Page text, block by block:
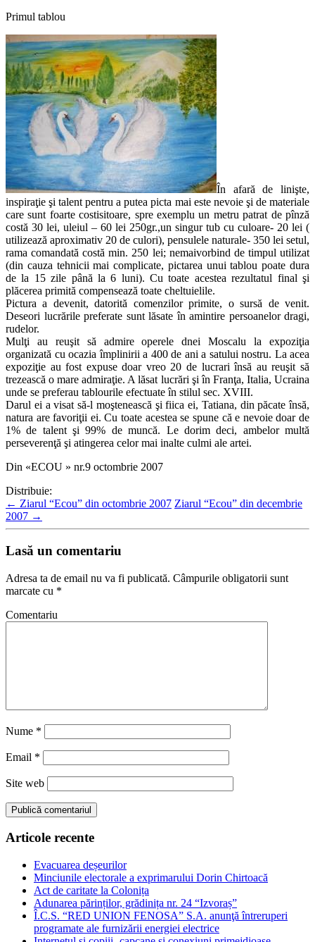
Primul tablou
În afară de linişte,
inspiraţie şi talent pentru a putea picta mai este nevoie şi de materiale
care sunt foarte costisitoare, spre exemplu un metru patrat de pînză
costă 30 lei, uleiul – 60 lei 250gr.,un singur tub cu culoare- 20 lei (
utilizează aproximativ 20 de culori), pensulele naturale- 350 lei setul,
rama comandată costă min. 250 lei; nemaivorbind de timpul utilizat
(din cauza tehnicii mai complicate, pictarea unui tablou poate dura
de la 15 zile până la 6 luni). Cu toate acestea rezultatul final şi
plăcerea primită compensează toate cheltuielile.
Pictura a devenit, datorită comenzilor primite, o sursă de venit.
Deseori lucrările preferate sunt lăsate în amintire persoanelor dragi,
rudelor.
Mulţi au reuşit să admire operele dnei Moscalu la expoziţia
organizată cu ocazia împlinirii a 400 de ani a satului nostru. La acea
expoziţie au fost expuse doar vreo 20 de lucrari însă au reuşit să
trezească o mare admiraţie. A lăsat lucrări şi în Franţa, Italia, Ucraina
unde se preferau tablourile efectuate în stilul sec. XVIII.
Darul ei a visat să-l moştenească şi fiica ei, Tatiana, din păcate însă,
natura are favoriţii ei. Cu toate acestea se spune că e nevoie doar de
1% de talent şi 99% de muncă. Le dorim deci, ambelor multă
perseverenţă şi atingerea celor mai inalte culmi ale artei.
Din «ECOU » nr.9 octombrie 2007
Distribuie:
← Ziarul “Ecou” din octombrie 2007 Ziarul “Ecou” din decembrie
2007 →
Lasă un comentariu
Adresa ta de email nu va fi publicată. Câmpurile obligatorii sunt
marcate cu *
Comentariu
Nume *
Email *
Site web
Articole recente
Evacuarea deșeurilor
Minciunile electorale a exprimarului Dorin Chirtoacă
Act de caritate la Colonița
Adunarea părinților, grădinița nr. 24 “Izvoraș”
Î.C.S. “RED UNION FENOSA” S.A. anunţă întreruperi
programate ale furnizării energiei electrice